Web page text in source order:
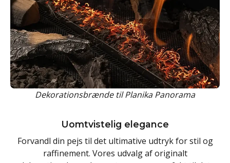
Dekorationsbrænde til Planika Panorama
Uomtvistelig elegance
Forvandl din pejs til det ultimative udtryk for stil og
raffinement. Vores udvalg af originalt